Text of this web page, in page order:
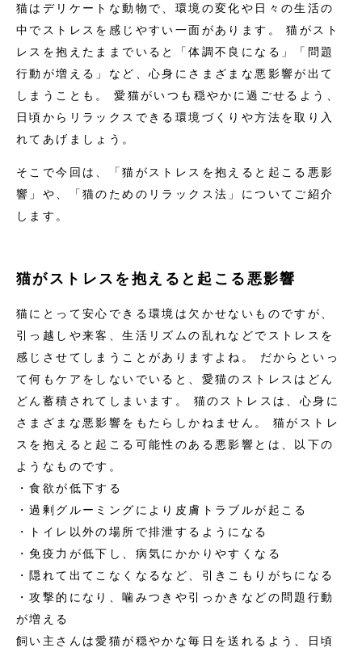
猫はデリケートな動物で、環境の変化や日々の生活の
中でストレスを感じやすい一面があります。 猫がスト
レスを抱えたままでいると「体調不良になる」「問題
行動が増える」など、心身にさまざまな悪影響が出て
しまうことも。 愛猫がいつも穏やかに過ごせるよう、
日頃からリラックスできる環境づくりや方法を取り入
れてあげましょう。
そこで今回は、「猫がストレスを抱えると起こる悪影
響」や、「猫のためのリラックス法」についてご紹介
します。
猫がストレスを抱えると起こる悪影響
猫にとって安心できる環境は欠かせないものですが、
引っ越しや来客、生活リズムの乱れなどでストレスを
感じさせてしまうことがありますよね。 だからといっ
て何もケアをしないでいると、愛猫のストレスはどん
どん蓄積されてしまいます。 猫のストレスは、心身に
さまざまな悪影響をもたらしかねません。 猫がストレ
スを抱えると起こる可能性のある悪影響とは、以下の
ようなものです。
・食欲が低下する
・過剰グルーミングにより皮膚トラブルが起こる
・トイレ以外の場所で排泄するようになる
・免疫力が低下し、病気にかかりやすくなる
・隠れて出てこなくなるなど、引きこもりがちになる
・攻撃的になり、噛みつきや引っかきなどの問題行動
が増える
飼い主さんは愛猫が穏やかな毎日を送れるよう、日頃